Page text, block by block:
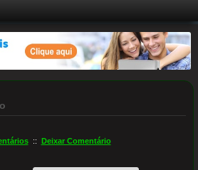
:: Deixar Comentário
Grátis